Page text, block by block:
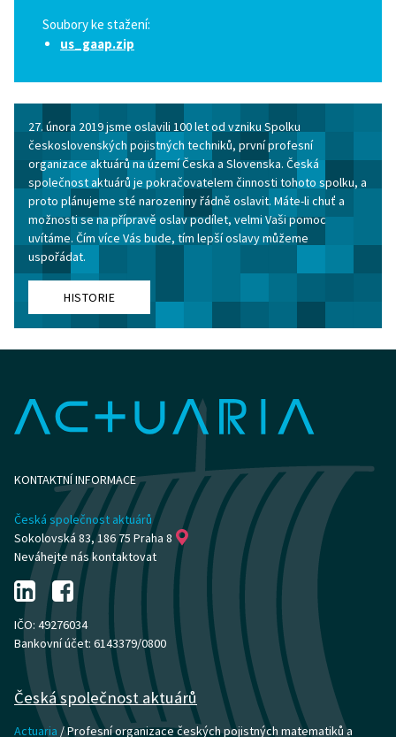
Soubory ke stažení:
us_gaap.zip
27. února 2019 jsme oslavili 100 let od vzniku Spolku
československých pojistných techniků, první profesní
organizace aktuárů na území Česka a Slovenska. Česká
společnost aktuárů je pokračovatelem činnosti tohoto spolku, a
proto plánujeme sté narozeniny řádně oslavit. Máte-li chuť a
možnosti se na přípravě oslav podílet, velmi Vaši pomoc
uvítáme. Čím více Vás bude, tím lepší oslavy můžeme
uspořádat.
HISTORIE
KONTAKTNÍ INFORMACE
Česká společnost aktuárů
Sokolovská 83, 186 75 Praha 8
Neváhejte nás kontaktovat
IČO: 49276034
Bankovní účet: 6143379/0800
Česká společnost aktuárů
Actuaria / Profesní organizace českých pojistných matematiků a